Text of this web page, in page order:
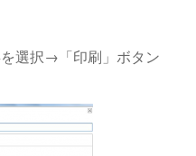
選択→「印刷」ボタン